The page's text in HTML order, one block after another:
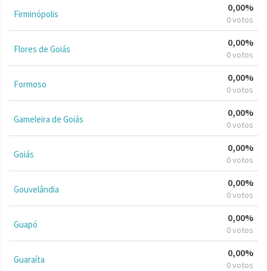
Firminópolis
0,00%
0 votos
Flores de Goiás
0,00%
0 votos
Formoso
0,00%
0 votos
Gameleira de Goiás
0,00%
0 votos
Goiás
0,00%
0 votos
Gouvelândia
0,00%
0 votos
Guapó
0,00%
0 votos
Guaraíta
0,00%
0 votos